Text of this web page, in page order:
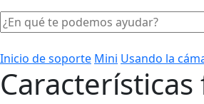
Inicio de soporte Mini Usando la